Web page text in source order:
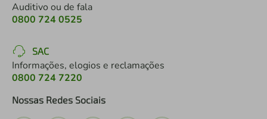
Auditivo ou de fala
0800 724 0525
SAC
Informações, elogios e reclamações
0800 724 7220
Nossas Redes Sociais